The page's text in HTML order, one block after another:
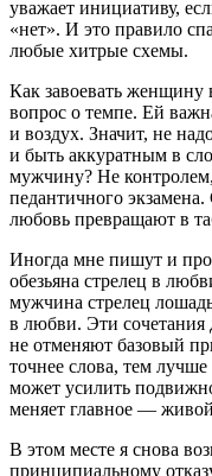
уважает инициативу,
«нет». И это правило
любые хитрые схемы.
Как завоевать
вопрос о темпе. Ей
и воздух. Значит, не
и быть аккуратным в
мужчину? Не
педантичного экзамена.
любовь превращают в
Иногда мне пишут и про
обезьяна стрелец в
мужчина стрелец
в любви. Эти сочетания
не отменяют базовый
точнее слова, тем
может усилить
меняет главное —
В этом месте я снова
принципиальному